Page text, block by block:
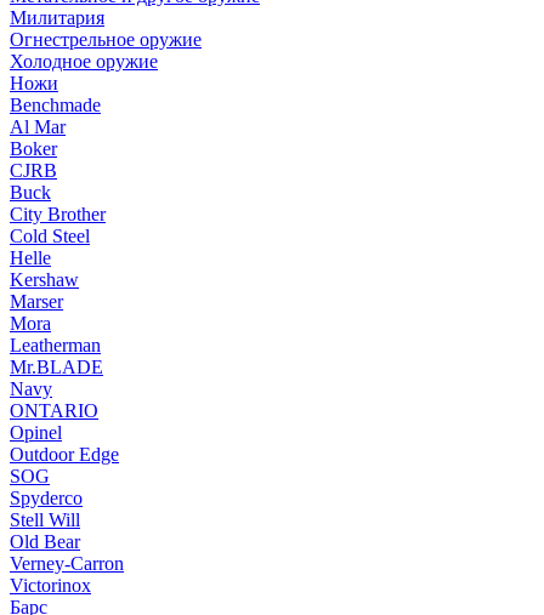
Милитария
Огнестрельное оружие
Холодное оружие
Ножи
Benchmade
Al Mar
Boker
CJRB
Buck
City Brother
Cold Steel
Helle
Kershaw
Marser
Mora
Leatherman
Mr.BLADE
Navy
ONTARIO
Opinel
Outdoor Edge
SOG
Spyderco
Stell Will
Old Bear
Verney-Carron
Victorinox
Барс